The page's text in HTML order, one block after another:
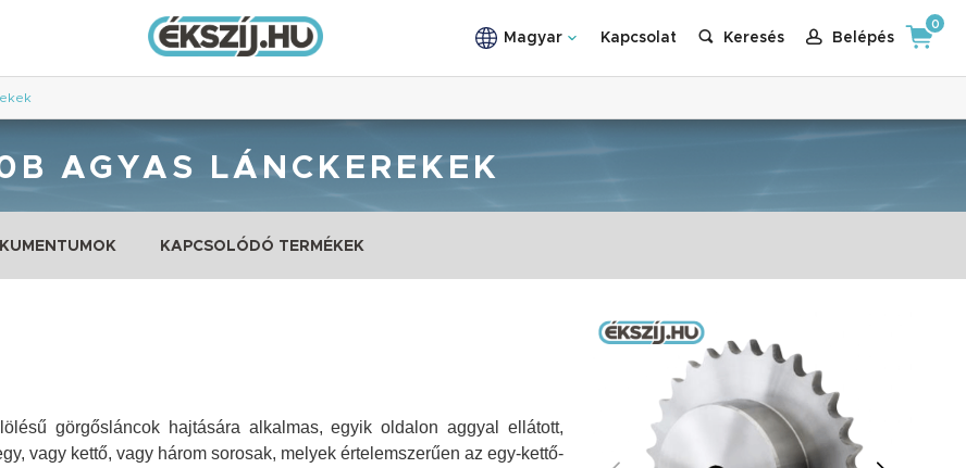
Magyar Kapcsolat Keresés Belépés
0
AGYAS LÁNCKEREKEK
KAPCSOLÓDÓ TERMÉKEK
görgősláncok hajtására alkalmas, egyik oldalon aggyal ellátott,
vagy kettő, vagy három sorosak, melyek értelemszerűen az egy-kettő-